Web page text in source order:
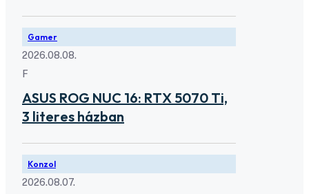
Gamer
2026.08.08.
F
ASUS ROG NUC 16: RTX 5070 Ti,
3 literes házban
Konzol
2026.08.07.